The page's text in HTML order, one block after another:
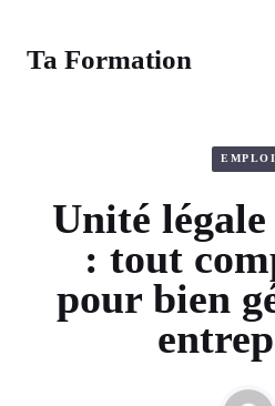
contenuTa Formation
EMPLOI
Unité
: tout
pour bien